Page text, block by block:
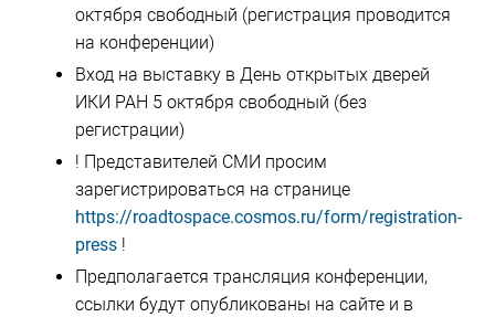
октября свободный (регистрация проводится
на конференции)
Вход на выставку в День открытых дверей
ИКИ РАН 5 октября свободный (без
регистрации)
! Представителей СМИ просим
зарегистрироваться на странице
https://roadtospace.cosmos.ru/form/registration-
press!
Предполагается трансляция конференции,
ссылки будут опубликованы на сайте и в